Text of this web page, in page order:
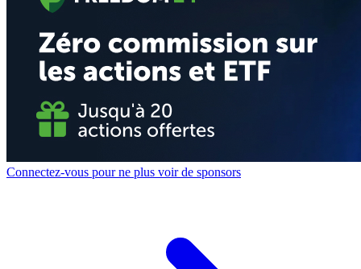
Connectez-vous pour ne plus voir de sponsors